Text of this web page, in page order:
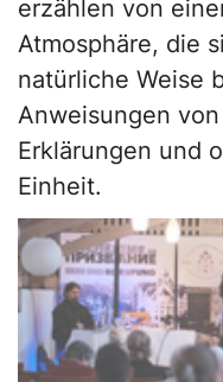
erzählen von
Atmosphäre, die
natürliche Weise
Anweisungen
Erklärungen und
Einheit.